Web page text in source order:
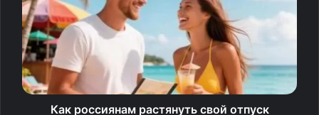
предоставлять ипотеку заёмщикам, которые на момент
плановой выплаты достигнут возраста 70-75 лет. В то
же время для улучшения своих жилищных условий
россияне стали чаще рассматривать вторичное жильё.
Как россиянам растянуть свой отпуск